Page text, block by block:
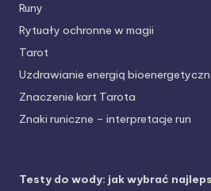
Runy
Rytuały ochronne w magii
Tarot
Uzdrawianie energią
Znaczenie kart Tarota
Znaki runiczne – interpretacje run
Testy do wody: jak wybrać